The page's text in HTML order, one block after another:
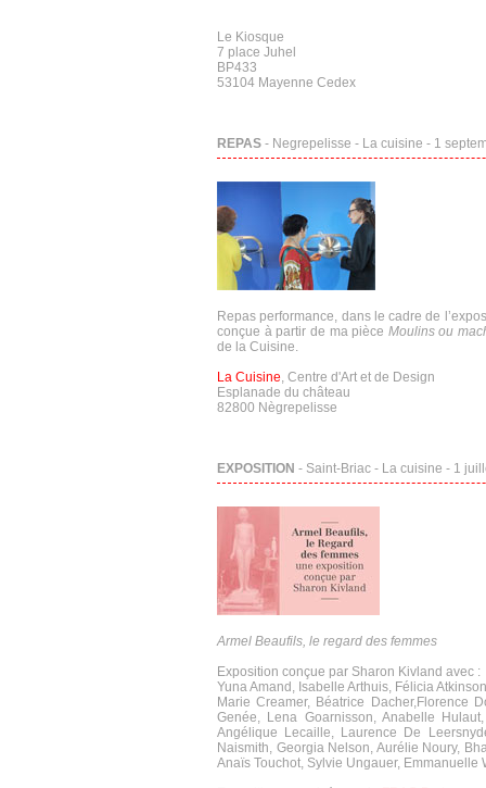
Le Kiosque
7 place Juhel
BP433
53104 Mayenne Cedex
REPAS - Negrepelisse - La cuisine - 1
Repas performance, dans le cadre de
conçue à partir de ma pièce Moulins ou
de la Cuisine.
La Cuisine, Centre d'Art et de Design
Esplanade du château
82800 Nègrepelisse
EXPOSITION - Saint-Briac - La cuisine - 1
Armel Beaufils, le regard des femmes
Exposition conçue par Sharon Kivland avec :
Yuna Amand, Isabelle Arthuis, Félicia
Marie Creamer, Béatrice Dacher,Florence
Genée, Lena Goarnisson, Anabelle
Angélique Lecaille, Laurence De
Naismith, Georgia Nelson, Aurélie Noury,
Anaïs Touchot, Sylvie Ungauer,